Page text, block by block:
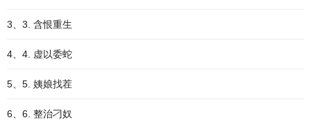
3、3. 含恨重生
4、4. 虚以委蛇
5、5. 姨娘找茬
6、6. 整治刁奴